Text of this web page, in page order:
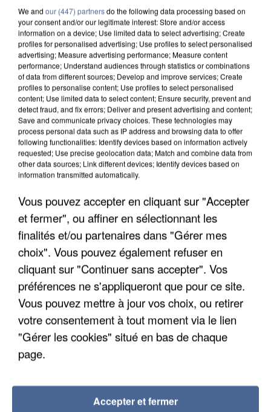
DE FAUNE SAUVAGE SONT...
We and our (447) partnersdo the following data processing based on
your consent and/or our legitimate interest: Store and/or access
information on a device; Use limited data to select advertising; Create
profiles for personalised advertising; Use profiles to select personalised
advertising; Measure advertising performance; Measure content
performance; Understand audiences through statistics or combinations
of data from different sources; Develop and improve services; Create
profiles to personalise content; Use profiles to select personalised
content; Use limited data to select content; Ensure security, prevent and
detect fraud, and fix errors; Deliver and present advertising and content;
Save and communicate privacy choices. These technologies may
process personal data such as IP address and browsing data to offer
following functionalities: Identify devices based on information actively
requested; Use precise geolocation data; Match and combine data from
other data sources; Link different devices; Identify devices based on
information transmitted automatically.
Vous pouvez accepter en cliquant sur "Accepter
et fermer", ou affiner en sélectionnant les
finalités et/ou partenaires dans "Gérer mes
choix". Vous pouvez également refuser en
cliquant sur "Continuer sans accepter". Vos
préférences ne s'appliqueront que pour ce site.
Vous pouvez mettre à jour vos choix, ou retirer
votre consentement à tout moment via le lien
"Gérer les cookies" situé en bas de chaque
page.
Accepter et fermer